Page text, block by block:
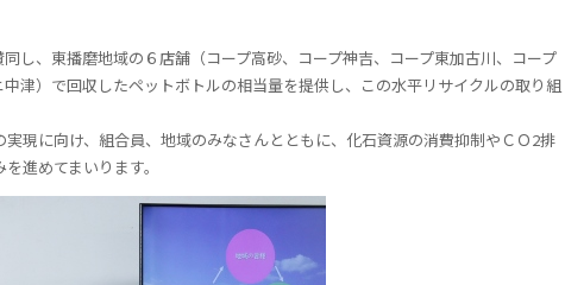
し、東播磨地域の６店舗（コープ高砂、コープ神吉、コープ東加古川、コープ
津）で回収したペットボトルの相当量を提供し、この水平リサイクルの取り組
現に向け、組合員、地域のみなさんとともに、化石資源の消費抑制やＣＯ2排
進めてまいります。